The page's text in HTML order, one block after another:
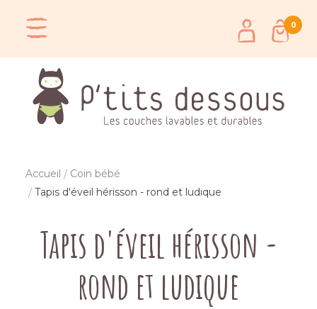
0
Accueil
Coin bébé
Tapis d'éveil hérisson - rond et ludique
Tapis d'éveil hérisson -
rond et ludique